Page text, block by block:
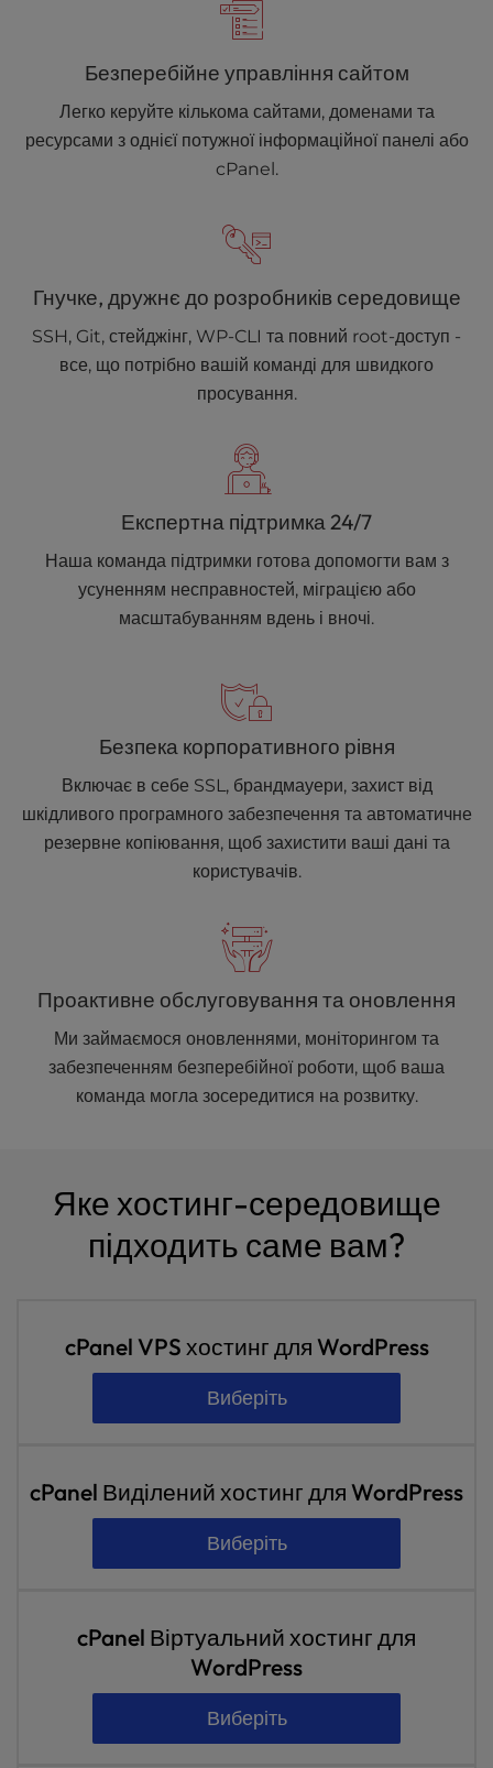
Безперебійне управління сайтом
Легко керуйте кількома сайтами, доменами та
ресурсами з однієї потужної інформаційної панелі або
cPanel.
Гнучке, дружнє до розробників середовище
SSH, Git, стейджінг, WP-CLI та повний root-доступ -
все, що потрібно вашій команді для швидкого
просування.
Експертна підтримка 24/7
Наша команда підтримки готова допомогти вам з
усуненням несправностей, міграцією або
масштабуванням вдень і вночі.
Безпека корпоративного рівня
Включає в себе SSL, брандмауери, захист від
шкідливого програмного забезпечення та автоматичне
резервне копіювання, щоб захистити ваші дані та
користувачів.
Проактивне обслуговування та оновлення
Ми займаємося оновленнями, моніторингом та
забезпеченням безперебійної роботи, щоб ваша
команда могла зосередитися на розвитку.
Яке хостинг-середовище
підходить саме вам?
cPanel VPS хостинг для WordPress
Виберіть
cPanel Виділений хостинг для WordPress
Виберіть
cPanel Віртуальний хостинг для
WordPress
Виберіть